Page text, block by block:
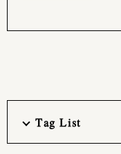
Tag List